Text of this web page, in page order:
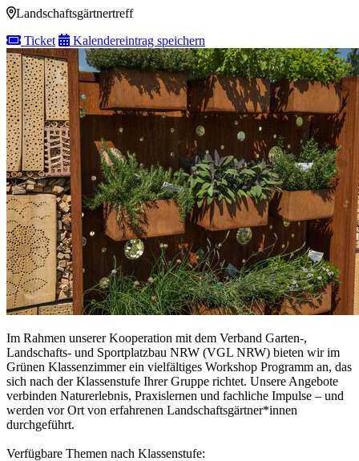
Landschaftsgärtnertreff
Ticket
Kalendereintrag speichern
Im Rahmen unserer Kooperation mit dem Verband Garten-,
Landschafts- und Sportplatzbau NRW (VGL NRW) bieten wir im
Grünen Klassenzimmer ein vielfältiges Workshop Programm an, das
sich nach der Klassenstufe Ihrer Gruppe richtet. Unsere Angebote
verbinden Naturerlebnis, Praxislernen und fachliche Impulse – und
werden vor Ort von erfahrenen Landschaftsgärtner*innen
durchgeführt.
Verfügbare Themen nach Klassenstufe: